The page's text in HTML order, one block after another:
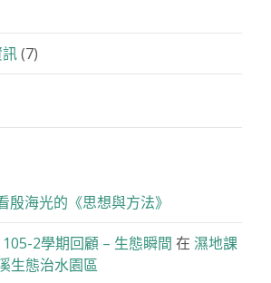
(7)
殷海光的《思想與方法》
105-2學期回顧 – 生態瞬間 在 濕地課
生態治水園區